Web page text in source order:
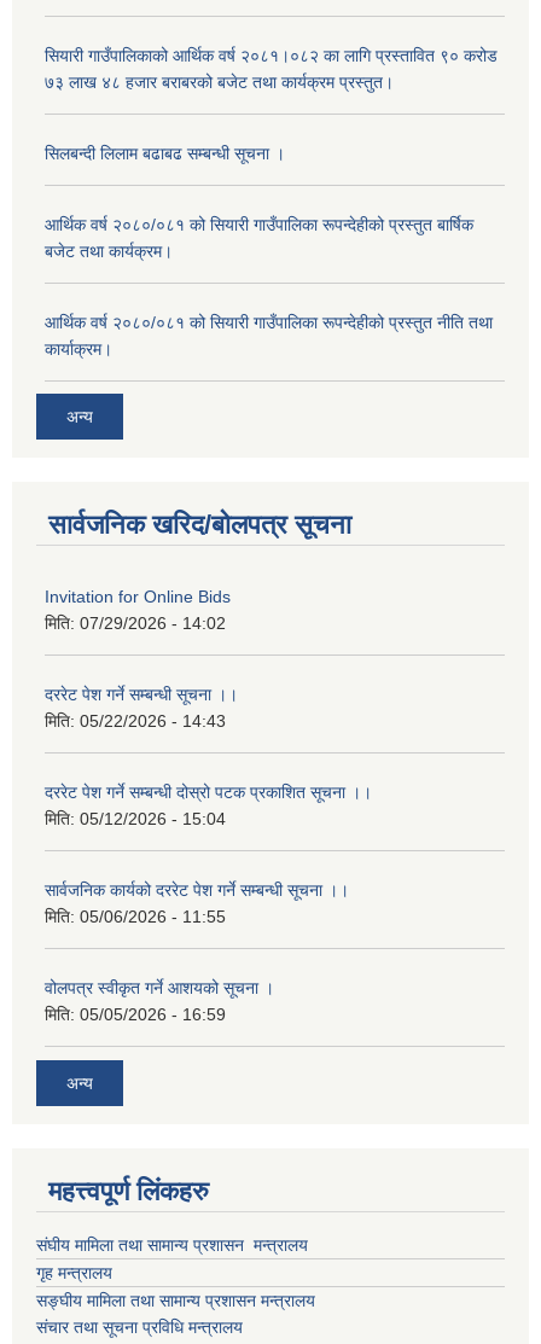
सियारी गाउँपालिकाको आर्थिक वर्ष २०८१।०८२ का लागि प्रस्तावित ९० करोड
७३ लाख ४८ हजार बराबरको बजेट तथा कार्यक्रम प्रस्तुत।
सिलबन्दी लिलाम बढाबढ सम्बन्धी सूचना ।
आर्थिक वर्ष २०८०/०८१ को सियारी गाउँपालिका रूपन्देहीको प्रस्तुत बार्षिक
बजेट तथा कार्यक्रम।
आर्थिक वर्ष २०८०/०८१ को सियारी गाउँपालिका रूपन्देहीको प्रस्तुत नीति तथा
कार्याक्रम।
अन्य
सार्वजनिक खरिद/बोलपत्र सूचना
Invitation for Online Bids
मिति: 07/29/2026 - 14:02
दररेट पेश गर्ने सम्बन्धी सूचना ।।
मिति: 05/22/2026 - 14:43
दररेट पेश गर्ने सम्बन्धी दोस्रो पटक प्रकाशित सूचना ।।
मिति: 05/12/2026 - 15:04
सार्वजनिक कार्यको दररेट पेश गर्ने सम्बन्धी सूचना ।।
मिति: 05/06/2026 - 11:55
वोलपत्र स्वीकृत गर्ने आशयको सूचना ।
मिति: 05/05/2026 - 16:59
अन्य
महत्त्वपूर्ण लिंकहरु
संघीय मामिला तथा सामान्य प्रशासन मन्त्रालय
गृह मन्त्रालय
सङ्घीय मामिला तथा सामान्य प्रशासन मन्त्रालय
संचार तथा सूचना प्रविधि मन्त्रालय